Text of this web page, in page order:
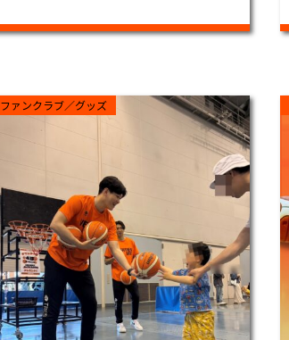
ファンクラブ／グッズ